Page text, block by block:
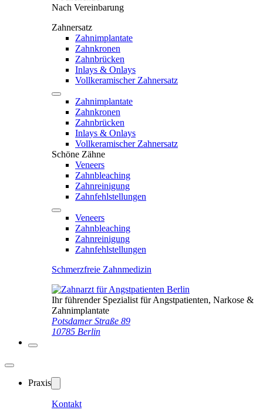
Nach Vereinbarung
Zahnersatz
Zahnimplantate
Zahnkronen
Zahnbrücken
Inlays & Onlays
Vollkeramischer Zahnersatz
Zahnimplantate
Zahnkronen
Zahnbrücken
Inlays & Onlays
Vollkeramischer Zahnersatz
Schöne Zähne
Veneers
Zahnbleaching
Zahnreinigung
Zahnfehlstellungen
Veneers
Zahnbleaching
Zahnreinigung
Zahnfehlstellungen
Schmerzfreie Zahnmedizin
Ihr führender Spezialist für Angstpatienten, Narkose &
Zahnimplantate
Potsdamer Straße 89
10785 Berlin
Praxis
Kontakt